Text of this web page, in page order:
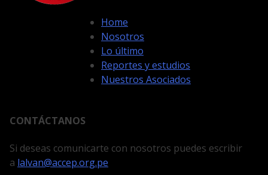
Home
Nosotros
Lo último
Reportes y estudios
Nuestros Asociados
CONTÁCTANOS
Si deseas comunicarte con nosotros puedes escribir
a lalvan@accep.org.pe